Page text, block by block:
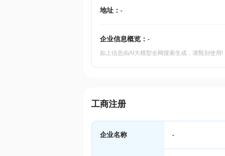
地址： -
企业信息概览： -
如上信息由AI大模型全网搜索生成，请甄别使用!
工商注册
企业名称 -